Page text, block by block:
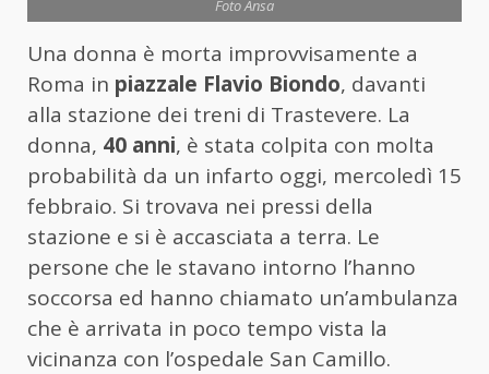
Foto Ansa
Una donna è morta improvvisamente a
Roma in piazzale Flavio Biondo, davanti
alla stazione dei treni di Trastevere. La
donna, 40 anni, è stata colpita con molta
probabilità da un infarto oggi, mercoledì 15
febbraio. Si trovava nei pressi della
stazione e si è accasciata a terra. Le
persone che le stavano intorno l’hanno
soccorsa ed hanno chiamato un’ambulanza
che è arrivata in poco tempo vista la
vicinanza con l’ospedale San Camillo.